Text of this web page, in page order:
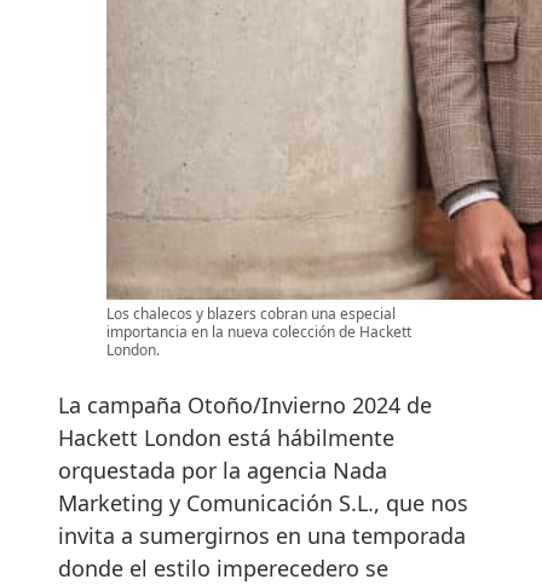
Los chalecos y blazers cobran una especial
importancia en la nueva colección de Hackett
London.
La campaña Otoño/Invierno 2024 de
Hackett London está hábilmente
orquestada por la agencia Nada
Marketing y Comunicación S.L., que nos
invita a sumergirnos en una temporada
donde el estilo imperecedero se